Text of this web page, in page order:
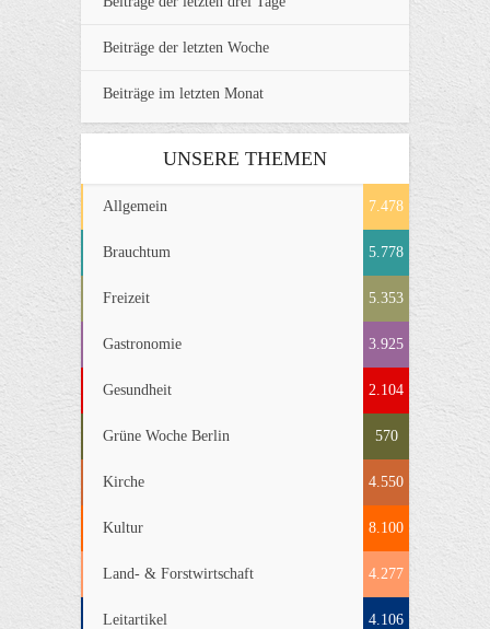
Beiträge der letzten Woche
Beiträge im letzten Monat
UNSERE THEMEN
Allgemein 7.478
Brauchtum 5.778
Freizeit 5.353
Gastronomie 3.925
Gesundheit 2.104
Grüne Woche Berlin 570
Kirche 4.550
Kultur 8.100
Land- & Forstwirtschaft 4.277
Leitartikel 4.106